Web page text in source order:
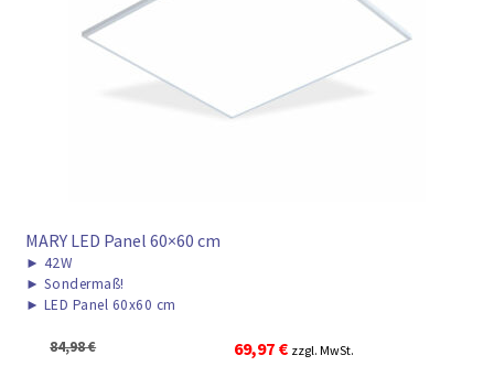
MARY LED Panel 60×60 cm
► 42W
► Sondermaß!
► LED Panel 60x60 cm
84,98€
Ursprünglicher
69,97 €Aktueller
zzgl. MwSt.